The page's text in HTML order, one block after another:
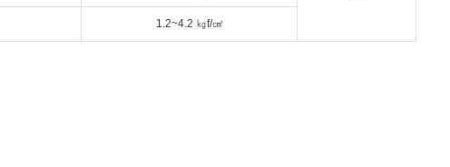
1.2~4.2 ㎏f/㎠